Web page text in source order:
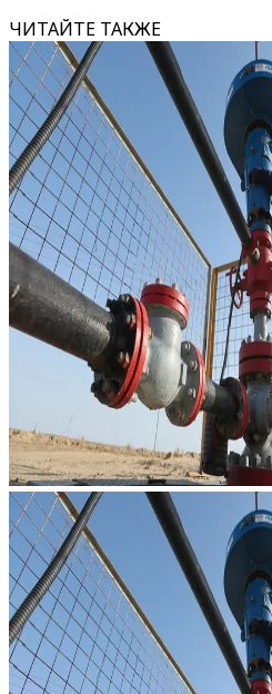
ЧИТАЙТЕ ТАКЖЕ